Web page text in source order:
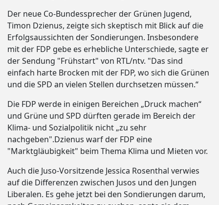
Der neue Co-Bundessprecher der Grünen Jugend,
Timon Dzienus, zeigte sich skeptisch mit Blick auf die
Erfolgsaussichten der Sondierungen. Insbesondere
mit der FDP gebe es erhebliche Unterschiede, sagte er
der Sendung "Frühstart" von RTL/ntv. "Das sind
einfach harte Brocken mit der FDP, wo sich die Grünen
und die SPD an vielen Stellen durchsetzen müssen.“
Die FDP werde in einigen Bereichen „Druck machen“
und Grüne und SPD dürften gerade im Bereich der
Klima- und Sozialpolitik nicht „zu sehr
nachgeben".Dzienus warf der FDP eine
"Marktgläubigkeit" beim Thema Klima und Mieten vor.
Auch die Juso-Vorsitzende Jessica Rosenthal verwies
auf die Differenzen zwischen Jusos und den Jungen
Liberalen. Es gehe jetzt bei den Sondierungen darum,